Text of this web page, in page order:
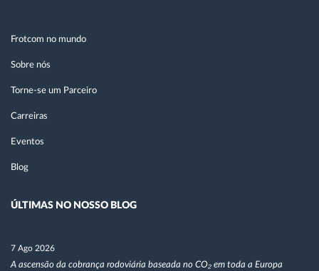
Frotcom no mundo
Sobre nós
Torne-se um Parceiro
Carreiras
Eventos
Blog
ÚLTIMAS NO NOSSO BLOG
7 Ago 2026
A ascensão da cobrança rodoviária baseada no CO₂ em toda a Europa